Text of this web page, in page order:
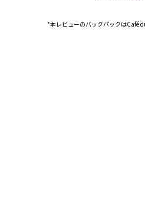
*本レビューのバックパックはCafé